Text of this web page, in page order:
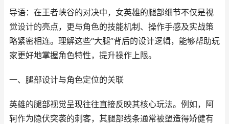
导语：在王者峡谷的对决中，女英雄的腿部细节不仅是视
觉设计的亮点，更与角色的技能机制、操作手感及实战策
略紧密相连。理解这些“大腿”背后的设计逻辑，能够帮助玩
家更好地掌握角色特性，提升操作上限。
一、腿部设计与角色定位的关联
英雄的腿部视觉呈现往往直接反映其核心玩法。例如，阿
轲作为隐伏突袭的刺客，其腿部线条通常被塑造得矫健有